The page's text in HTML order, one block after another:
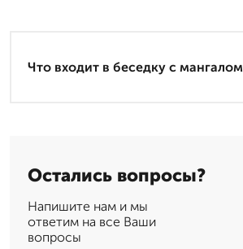
Что входит в беседку с мангалом
Остались вопросы?
Напишите нам и мы
ответим на все Ваши
вопросы